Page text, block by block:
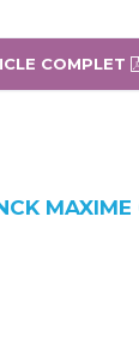
COMPLET